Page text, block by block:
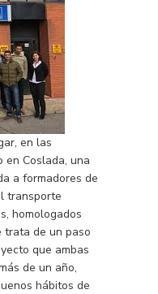
en las
en Coslada, una
a formadores de
transporte
homologados
trata de un paso
que ambas
de un año,
hábitos de